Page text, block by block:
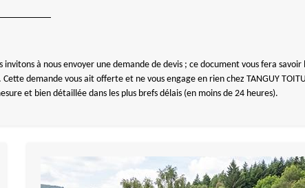
à nous envoyer une demande de devis ; ce document vous fera
demande vous ait offerte et ne vous engage en rien chez TANGUY
et bien détaillée dans les plus brefs délais (en moins de 24 heures).